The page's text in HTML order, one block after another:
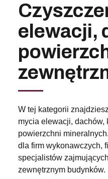
elewacji,
W tej kategorii
mycia elewacji, dachów,
powierzchni
dla firm wykonawczych,
specjalistów
zewnętrznym budynków.